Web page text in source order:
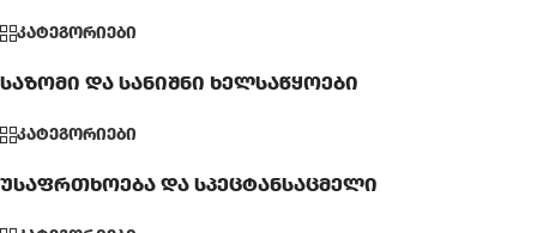
კატეგორიები
საზომი და სანიშნი ხელსაწყოები
კატეგორიები
უსაფრთხოება და სპეცტანსაცმელი